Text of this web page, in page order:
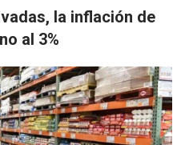
la inflación de
al 3%